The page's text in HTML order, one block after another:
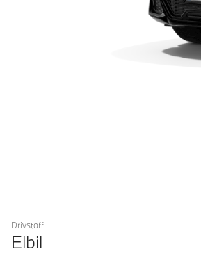
Drivstoff
Elbil